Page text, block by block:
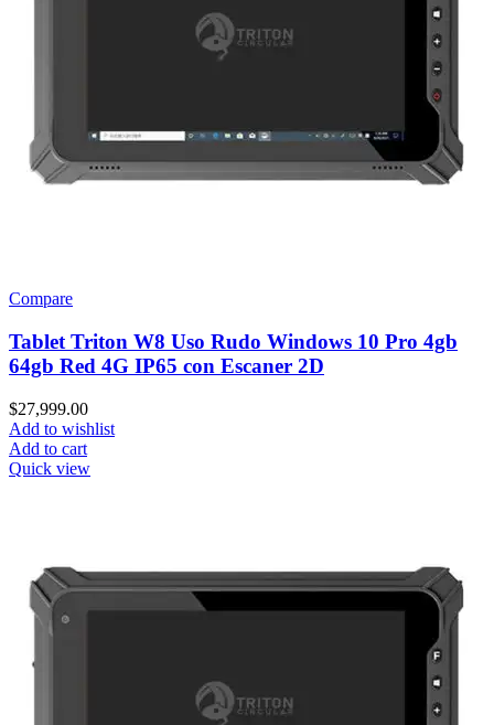
Compare
Tablet Triton W8 Uso Rudo Windows 10 Pro 4gb
64gb Red 4G IP65 con Escaner 2D
$27,999.00
Add to wishlist
Add to cart
Quick view